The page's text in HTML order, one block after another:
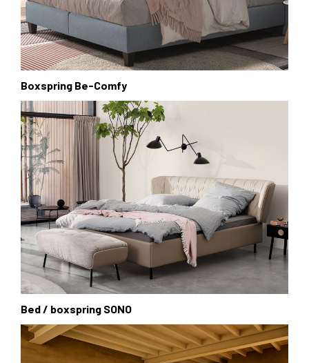
Boxspring Be-Comfy
Bed / boxspring SONO